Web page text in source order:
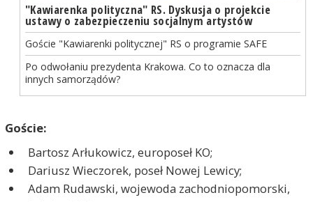
"Kawiarenka polityczna" RS. Dyskusja o projekcie
ustawy o zabezpieczeniu socjalnym artystów
Goście "Kawiarenki politycznej" RS o programie SAFE
Po odwołaniu prezydenta Krakowa. Co to oznacza dla
innych samorządów?
Goście:
Bartosz Arłukowicz, europoseł KO;
Dariusz Wieczorek, poseł Nowej Lewicy;
Adam Rudawski, wojewoda zachodniopomorski,